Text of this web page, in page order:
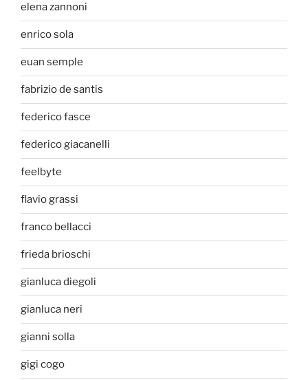
elena zannoni
enrico sola
euan semple
fabrizio de santis
federico fasce
federico giacanelli
feelbyte
flavio grassi
franco bellacci
frieda brioschi
gianluca diegoli
gianluca neri
gianni solla
gigi cogo